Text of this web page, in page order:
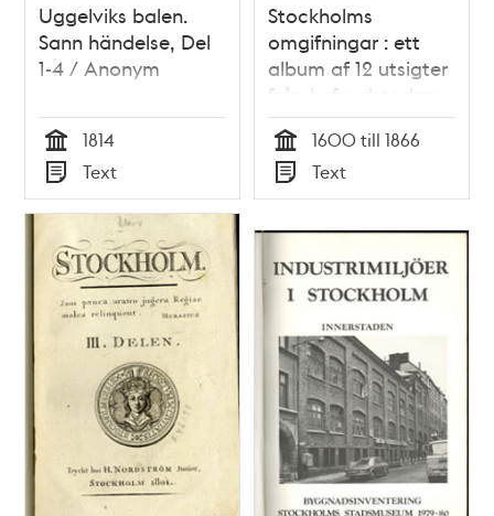
Uggelviks balen.
Sann händelse, Del
1-4 / Anonym
Tid
1814
Typ
Text
Stockholms
omgifningar : ett
album af 12 utsigter
från hufvudstadens
nejder och från
Upsala. Efter
originalteckningar
och fotografier,
utförde i litografiskt
färgtryck hos Em.
Baerentzen & komp.
i Köpenhamn.
Tid
1600 till 1866
Typ
Text